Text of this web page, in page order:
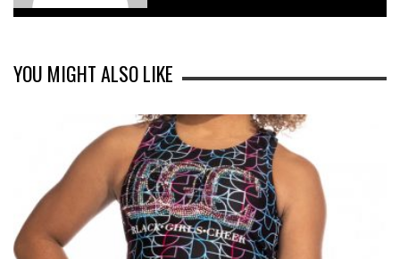
YOU MIGHT ALSO LIKE